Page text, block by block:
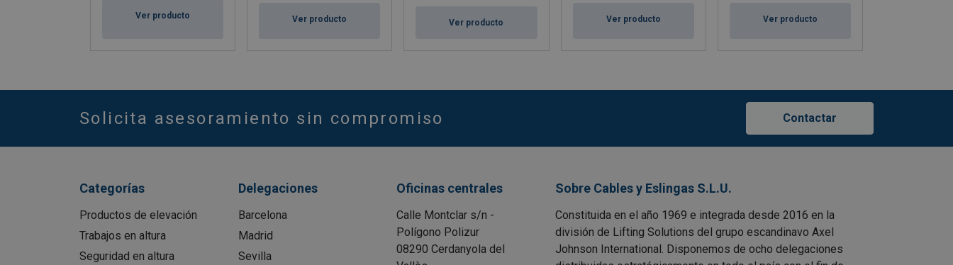
Ver producto Ver producto Ver producto Ver producto Ver producto
Solicita asesoramiento sin compromiso Contactar
Categorías
Productos de elevación
Trabajos en altura
Seguridad en altura
Delegaciones
Barcelona
Madrid
Sevilla
Oficinas centrales
Calle Montclar s/n -
Polígono Polizur
08290 Cerdanyola del
Sobre Cables y Eslingas S.L.U.
Constituida en el año 1969 e integrada desde 2016 en la
división de Lifting Solutions del grupo escandinavo Axel
Johnson International. Disponemos de ocho delegaciones